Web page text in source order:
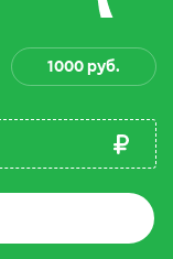
1000 руб.